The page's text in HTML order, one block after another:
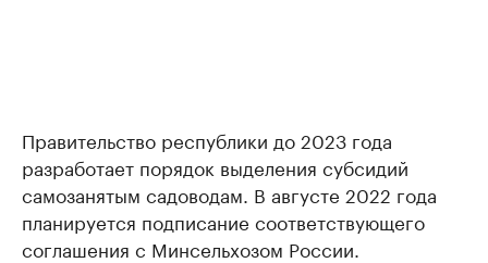
Правительство республики до 2023 года
разработает порядок выделения субсидий
самозанятым садоводам. В августе 2022 года
планируется подписание соответствующего
соглашения с Минсельхозом России.